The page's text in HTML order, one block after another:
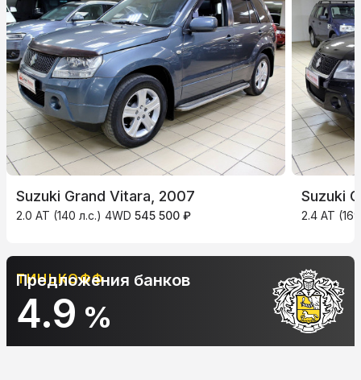
Suzuki Grand Vitara, 2007
2.0 AT (140 л.с.) 4WD 545 500 ₽
Suzuki
2.4 AT
ТИНЬКОФФ
4.9 %
Предложения банков